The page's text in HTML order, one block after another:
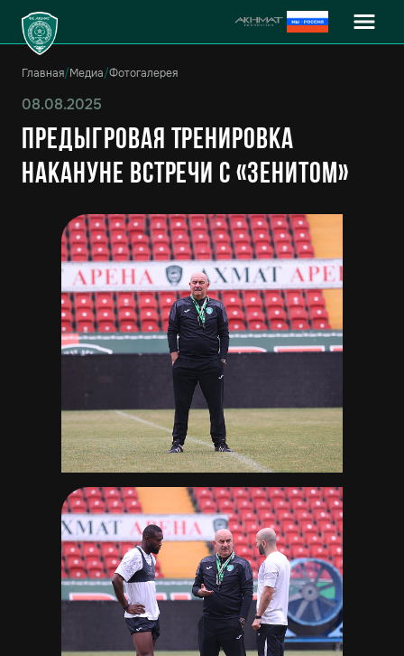
Главная/Медиа/Фотогалерея
08.08.2025
Предыгровая тренировка
накануне встречи с «Зенитом»